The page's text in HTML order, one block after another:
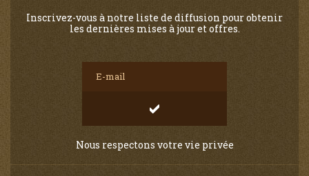
Inscrivez-vous à notre liste de diffusion pour obtenir
les dernières mises à jour et offres.
Nous respectons votre vie privée